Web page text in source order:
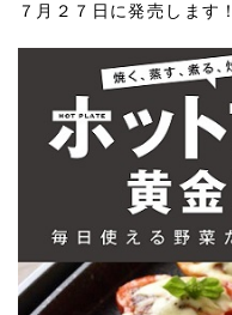
７月２７日に発売します！